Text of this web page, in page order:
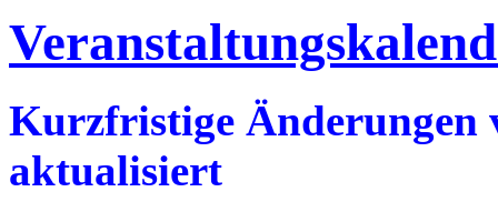
Kurzfristige Änderungen
aktualisiert